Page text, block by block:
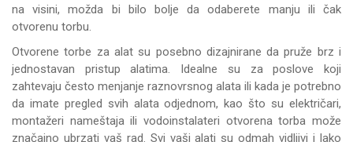
na visini, možda bi bilo bolje da odaberete manju ili čak
otvorenu torbu.
Otvorene torbe za alat su posebno dizajnirane da pruže brz i
jednostavan pristup alatima. Idealne su za poslove koji
zahtevaju često menjanje raznovrsnog alata ili kada je potrebno
da imate pregled svih alata odjednom, kao što su električari,
montažeri nameštaja ili vodoinstalateri otvorena torba može
značajno ubrzati vaš rad. Svi vaši alati su odmah vidljivi i lako